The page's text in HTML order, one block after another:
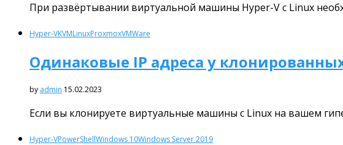
При развёртывании виртуальной машины Hyper-V с Linux
Hyper-VKVMLinuxProxmoxVMWare
Одинаковые IP адреса у
by admin 15.02.2023
Если вы клонируете виртуальные машины с Linux на вашем
Hyper-VPowerShellWindows 10Windows Server 2019